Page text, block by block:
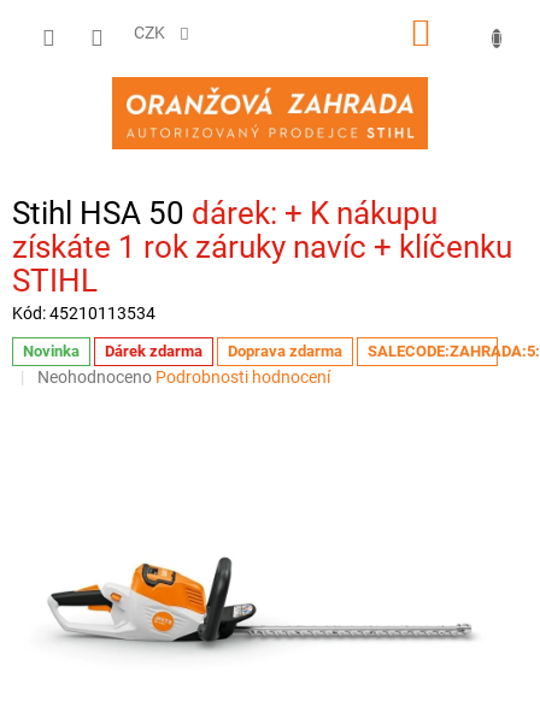
CZK
NÁKUPNÍ
Stihl HSA 50
+ K nákupu
získáte 1 rok záruky navíc + klíčenku
STIHL
Kód:45210113534
Novinka Dárek zdarma Doprava zdarma
Průměrné
Neohodnoceno Podrobnosti hodnocení